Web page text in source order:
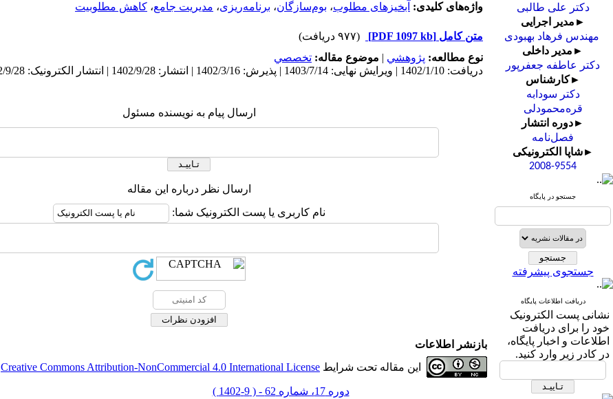
دکتر علی طالبی
►مدیر اجرایی
مهندس فرهاد بهبودی
►مدیر داخلی
دکتر عاطفه جعفرپور
►کارشناس
دکتر سودابه
قره‌محمودلی
►دوره انتشار
فصل‌نامه
►شاپا الکترونیکی
2008-9554
جستجو در پایگاه
جستجوی پیشرفته
دریافت اطلاعات پایگاه
نشانی پست الکترونیک
خود را برای دریافت
اطلاعات و اخبار پایگاه،
در کادر زیر وارد کنید.
واژه‌های کلیدی: آبخیزهای مطلوب، بوم‌سازگان، برنامه‌ریزی، مدیریت جامع، کاهش مطلوبیت
متن کامل [PDF 1097 kb]
(۹۷۷ دریافت)
نوع مطالعه: پژوهشي | موضوع مقاله: تخصصي
دریافت: 1402/1/10 | ویرایش نهایی: 1403/7/14 | پذیرش: 1402/3/16 | انتشار: 1402/9/28 | انتشار الکترونیک: 1402/9/28
ارسال پیام به نویسنده مسئول
ارسال نظر درباره این مقاله
نام کاربری یا پست الکترونیک شما:
بازنشر اطلاعات
این مقاله تحت شرایط Creative Commons Attribution-NonCommercial 4.0 International License
دوره 17، شماره 62 - ( 9-1402 )